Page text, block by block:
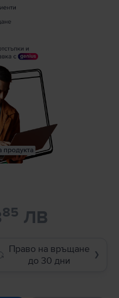
продукта
85 ЛВ
Право на връщане
до 30 дни
❯